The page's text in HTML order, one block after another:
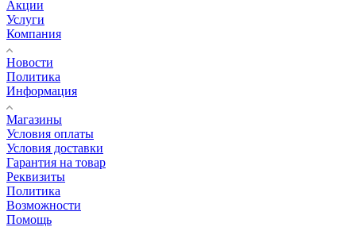
Акции
Услуги
Компания
Новости
Политика
Информация
Магазины
Условия оплаты
Условия доставки
Гарантия на товар
Реквизиты
Политика
Возможности
Помощь